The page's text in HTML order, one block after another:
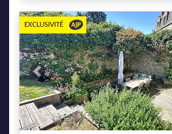
Previous
EXCLUSIVITÉ